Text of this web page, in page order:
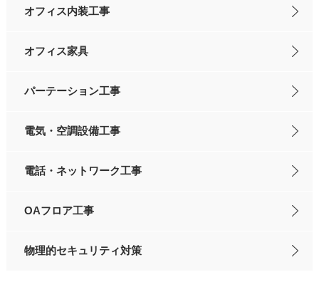
オフィス内装工事
オフィス家具
パーテーション工事
電気・空調設備工事
電話・ネットワーク工事
OAフロア工事
物理的セキュリティ対策